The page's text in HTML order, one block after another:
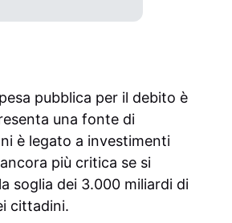
pubblica per il debito è
una fonte di
è legato a investimenti
più critica se si
soglia dei 3.000 miliardi di
cittadini.